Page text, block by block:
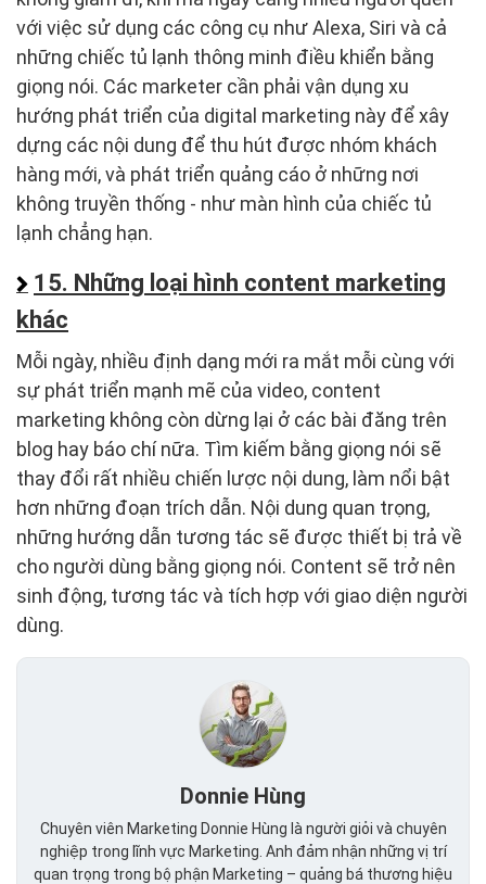
với việc sử dụng các công cụ như Alexa, Siri và cả
những chiếc tủ lạnh thông minh điều khiển bằng
giọng nói. Các marketer cần phải vận dụng xu
hướng phát triển của digital marketing này để xây
dựng các nội dung để thu hút được nhóm khách
hàng mới, và phát triển quảng cáo ở những nơi
không truyền thống - như màn hình của chiếc tủ
lạnh chẳng hạn.
15. Những loại hình content marketing
khác
Mỗi ngày, nhiều định dạng mới ra mắt mỗi cùng với
sự phát triển mạnh mẽ của video, content
marketing không còn dừng lại ở các bài đăng trên
blog hay báo chí nữa. Tìm kiếm bằng giọng nói sẽ
thay đổi rất nhiều chiến lược nội dung, làm nổi bật
hơn những đoạn trích dẫn. Nội dung quan trọng,
những hướng dẫn tương tác sẽ được thiết bị trả về
cho người dùng bằng giọng nói. Content sẽ trở nên
sinh động, tương tác và tích hợp với giao diện người
dùng.
Donnie Hùng
Chuyên viên Marketing Donnie Hùng là người giỏi và chuyên
nghiệp trong lĩnh vực Marketing. Anh đảm nhận những vị trí
quan trọng trong bộ phận Marketing – quảng bá thương hiệu